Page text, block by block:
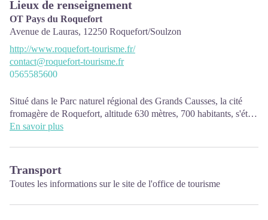
Lieux de renseignement
OT Pays du Roquefort
Avenue de Lauras, 12250 Roquefort/Soulzon
http://www.roquefort-tourisme.fr/
contact@roquefort-tourisme.fr
0565585600
Situé dans le Parc naturel régional des Grands Causses, la cité
fromagère de Roquefort, altitude 630 mètres, 700 habitants, s'étire
au flanc du célèbre éboulis du Rocher du Combalou, au sud du
L’Office de Tourisme est ouvert à l’année :
• En juillet, août et jusqu'au 18 septembre : du lundi au
samedi : 9h30-12h30 & 13h30-17h00
En savoir plus
Transport
Toutes les informations sur le site de l'office de tourisme